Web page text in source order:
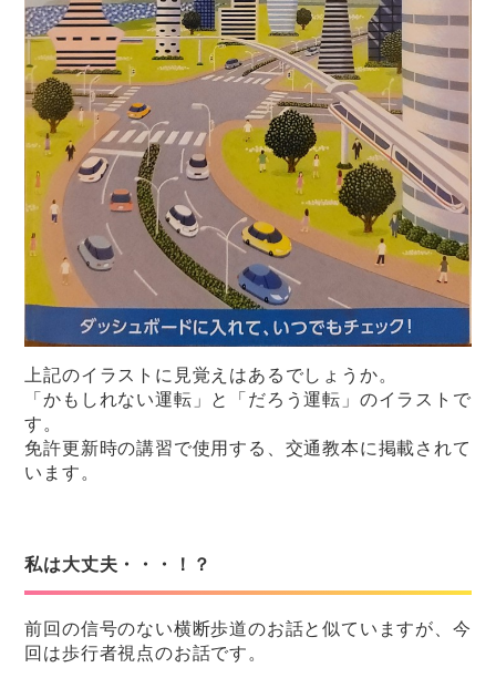
上記のイラストに見覚えはあるでしょうか。
「かもしれない運転」と「だろう運転」のイラストで
す。
免許更新時の講習で使用する、交通教本に掲載されて
います。
私は大丈夫・・・！？
前回の信号のない横断歩道のお話と似ていますが、今
回は歩行者視点のお話です。